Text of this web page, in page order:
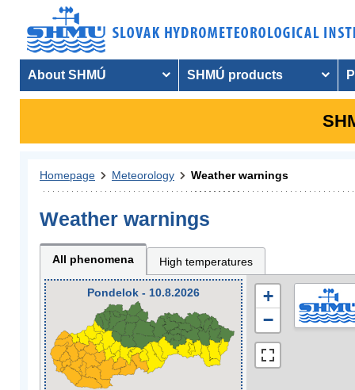
About SHMÚ SHMÚ products
Homepage Meteorology Weather warnings
Weather warnings
All phenomena High temperatures
Pondelok - 10.8.2026
+
−